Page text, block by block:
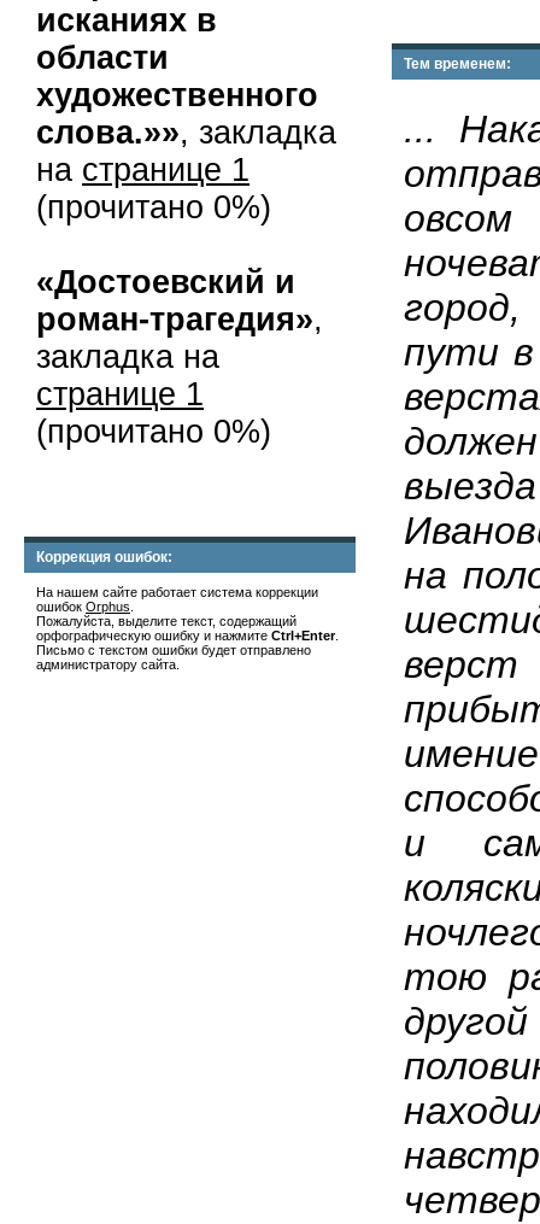
исканиях в
области
художественного
слова.»», закладка
на странице 1
(прочитано 0%)
«Достоевский и
роман-трагедия»,
закладка на
странице 1
(прочитано 0%)
Коррекция ошибок:
На нашем сайте работает система коррекции
ошибок Orphus
Пожалуйста, выделите текст, содержащий
орфографическую ошибку и нажмите Ctrl+Enter.
Письмо с текстом ошибки будет отправлено
администратору сайта.
Тем временем:
...
пути
на
и
тою